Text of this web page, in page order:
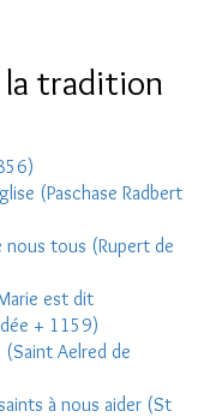
la tradition
(Paschase Radbert
nous tous (Rupert de
est dit
+ 1159)
Aelred de
à nous aider (St